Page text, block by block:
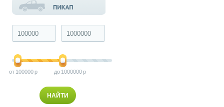
100000 1000000